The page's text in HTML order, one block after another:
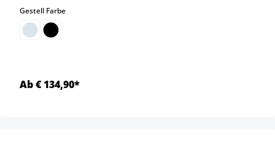
Gestell Farbeauswählen
Ab € 134,90*